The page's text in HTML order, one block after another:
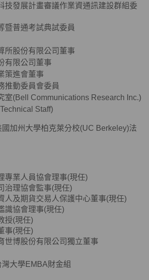
技發展計畫審議作業資通訊建設群組委
暨普通考試典試委員
所股份有限公司董事
有限公司董事
策進會董事
推動委員會委員
室(Bell Communications Research Inc.)
Staff)
國加州大學柏克萊分校(UC Berkeley)法
專業人員協會理事(現任)
治理協會監事(現任)
人及期貨交易人保護中心董事(現任)
識協會理事(現任)
授(現任)
事(現任)
世博股份有限公司獨立董事
灣大學EMBA財金組